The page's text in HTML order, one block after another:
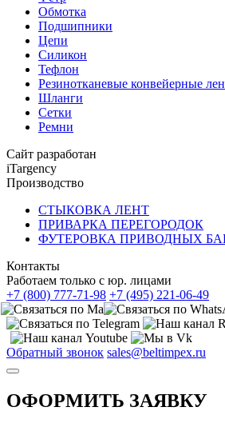
Обмотка
Подшипники
Цепи
Силикон
Тефлон
Резинотканевые конвейерные
Шланги
Сетки
Ремни
Сайт разработан
iTargency
Производство
СТЫКОВКА ЛЕНТ
ПРИВАРКА ПЕРЕГОРОДОК
ФУТЕРОВКА ПРИВОДНЫХ
Контакты
Работаем только с юр. лицами
+7 (800) 777-71-98 +7 (495) 221-06-49
Обратный звонок sales@beltimpex.ru
ОФОРМИТЬ ЗАЯВКУ